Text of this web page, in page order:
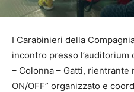
I Carabinieri della
incontro presso
– Colonna – Gatti, rientrante
ON/OFF” organizzato e